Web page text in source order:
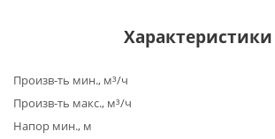
Характеристики
Произв-ть мин., м³/ч
Произв-ть макс., м³/ч
Напор мин., м